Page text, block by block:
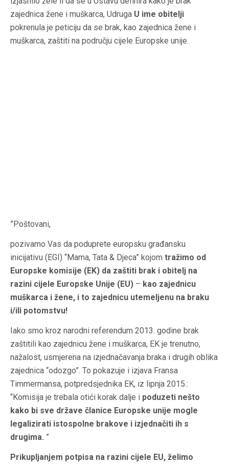
zajednica žene i muškarca, Udruga U ime obitelji
pokrenula je peticiju da se brak, kao zajednica žene i
muškarca, zaštiti na području cijele Europske unije.
”Poštovani,
pozivamo Vas da poduprete europsku građansku
inicijativu (EGI) “Mama, Tata & Djeca” kojom tražimo od
Europske komisije (EK) da zaštiti brak i obitelj na
razini cijele Europske Unije (EU) – kao zajednicu
muškarca i žene, i to zajednicu utemeljenu na braku
i/ili potomstvu!
Iako smo kroz narodni referendum 2013. godine brak
zaštitili kao zajednicu žene i muškarca, EK je trenutno,
nažalost, usmjerena na izjednačavanja braka i drugih oblika
zajednica “odozgo”. To pokazuje i izjava Fransa
Timmermansa, potpredsjednika EK, iz lipnja 2015.:
“Komisija je trebala otići korak dalje i poduzeti nešto
kako bi sve države članice Europske unije mogle
legalizirati istospolne brakove i izjednačiti ih s
drugima. ”
Prikupljanjem potpisa na razini cijele EU, želimo